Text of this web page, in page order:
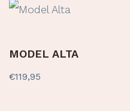
MODEL ALTA
€119,95